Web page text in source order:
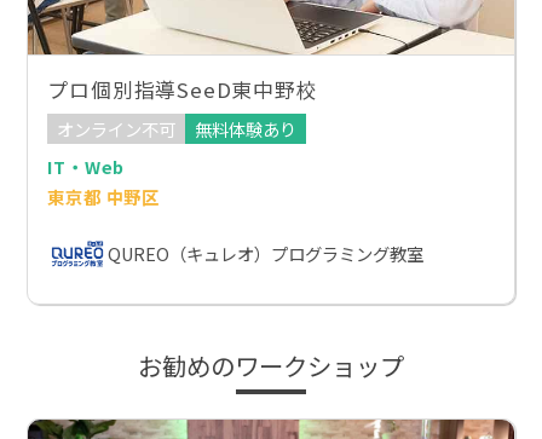
プロ個別指導SeeD東中野校
オンライン不可
無料体験あり
IT・Web
東京都 中野区
QUREO（キュレオ）プログラミング教室
お勧めのワークショップ